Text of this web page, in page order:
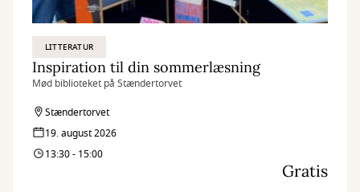
LITTERATUR
Inspiration til din sommerlæsning
Mød biblioteket på Stændertorvet
Stændertorvet
19. august 2026
13:30 - 15:00
Gratis